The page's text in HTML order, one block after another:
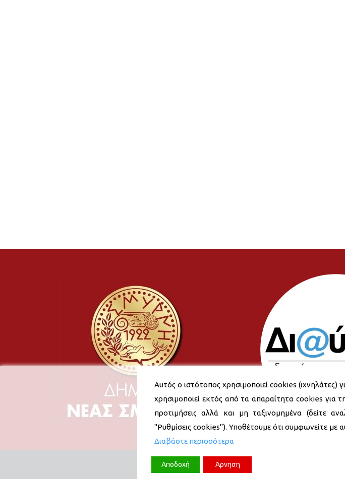
Αυτός ο ιστότοπος χρησιμοποιεί cookies (ιχνηλάτες)
χρησιμοποιεί εκτός από τα απαραίτητα cookies για
προτιμήσεις αλλά και μη ταξινομημένα (δείτε
"Ρυθμίσεις cookies"). Υποθέτουμε ότι συμφωνείτε με
Διαβάστε περισσότερα
Αποδοχή Άρνηση